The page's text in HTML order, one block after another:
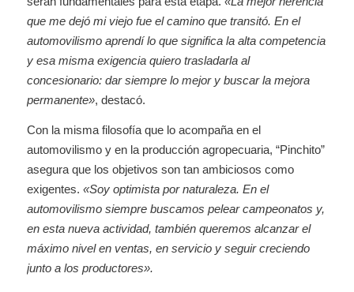
que me dejó mi viejo fue el camino que transitó. En el
automovilismo aprendí lo que significa la alta competencia
y esa misma exigencia quiero trasladarla al
concesionario: dar siempre lo mejor y buscar la mejora
permanente», destacó.
Con la misma filosofía que lo acompaña en el
automovilismo y en la producción agropecuaria, “Pinchito”
asegura que los objetivos son tan ambiciosos como
exigentes. «Soy optimista por naturaleza. En el
automovilismo siempre buscamos pelear campeonatos y,
en esta nueva actividad, también queremos alcanzar el
máximo nivel en ventas, en servicio y seguir creciendo
junto a los productores».